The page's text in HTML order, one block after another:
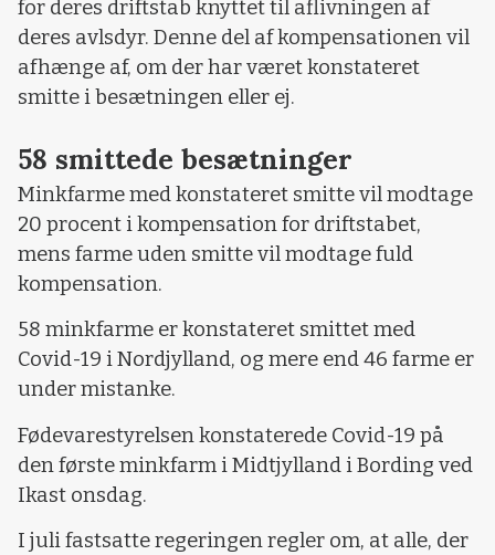
for deres driftstab knyttet til aflivningen af
deres avlsdyr. Denne del af kompensationen vil
afhænge af, om der har været konstateret
smitte i besætningen eller ej.
58 smittede besætninger
Minkfarme med konstateret smitte vil modtage
20 procent i kompensation for driftstabet,
mens farme uden smitte vil modtage fuld
kompensation.
58 minkfarme er konstateret smittet med
Covid-19 i Nordjylland, og mere end 46 farme er
under mistanke.
Fødevarestyrelsen konstaterede Covid-19 på
den første minkfarm i Midtjylland i Bording ved
Ikast onsdag.
I juli fastsatte regeringen regler om, at alle, der